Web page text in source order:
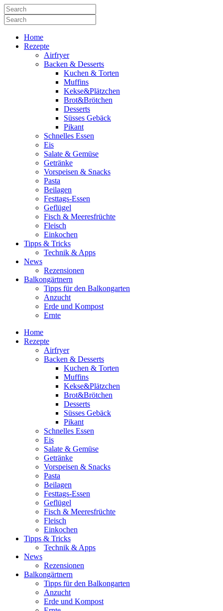
Home
Rezepte
Airfryer
Backen & Desserts
Kuchen & Torten
Muffins
Kekse&Plätzchen
Brot&Brötchen
Desserts
Süsses Gebäck
Pikant
Schnelles Essen
Eis
Salate & Gemüse
Getränke
Vorspeisen & Snacks
Pasta
Beilagen
Festtags-Essen
Geflügel
Fisch & Meeresfrüchte
Fleisch
Einkochen
Tipps & Tricks
Technik & Apps
News
Rezensionen
Balkongärtnern
Tipps für den Balkongarten
Anzucht
Erde und Kompost
Ernte
Home
Rezepte
Airfryer
Backen & Desserts
Kuchen & Torten
Muffins
Kekse&Plätzchen
Brot&Brötchen
Desserts
Süsses Gebäck
Pikant
Schnelles Essen
Eis
Salate & Gemüse
Getränke
Vorspeisen & Snacks
Pasta
Beilagen
Festtags-Essen
Geflügel
Fisch & Meeresfrüchte
Fleisch
Einkochen
Tipps & Tricks
Technik & Apps
News
Rezensionen
Balkongärtnern
Tipps für den Balkongarten
Anzucht
Erde und Kompost